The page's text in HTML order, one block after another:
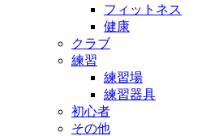
フィットネス
健康
クラブ
練習
練習場
練習器具
初心者
その他